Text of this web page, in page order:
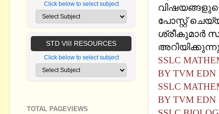
പോസ്റ്റ്
ശ്രീകുമാര്‍
SSLC
BY TVM EDN
SSLC
BY TVM EDN
Click below to select subject
STD VIII RESOURCES
Click below to select subject
TOTAL PAGEVIEWS